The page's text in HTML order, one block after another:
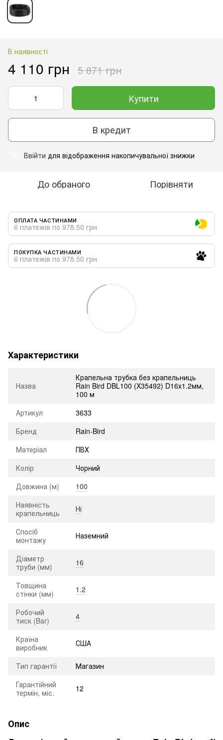
В наявності
4 110 грн 5 871 грн
Купити
В кредит
Ввійти для відображення накопичувальної знижки
До обраного Порівняти
ОПЛАТА ЧАСТИНАМИ
6 платежів по 978.50 грн
ПОКУПКА ЧАСТИНАМИ
6 платежів по 978.50 грн
Характеристики
Назва
Крапельна трубка без крапельниць
Rain Bird DBL100 (X35492) D16х1.2мм,
100 м
Артикул
3633
Бренд
Rain-Bird
Матеріал
ПВХ
Колір
Чорний
Довжина (м)
100
Наявність
крапельниць
Ні
Спосіб
монтажу
Наземний
Діаметр
труби (мм)
16
Товщина
стінки (мм)
1.2
Робочий
тиск (Bar)
4
Країна
виробник
США
Тип гарантії
Магазин
Гарантійний
термін, міс.
12
Опис